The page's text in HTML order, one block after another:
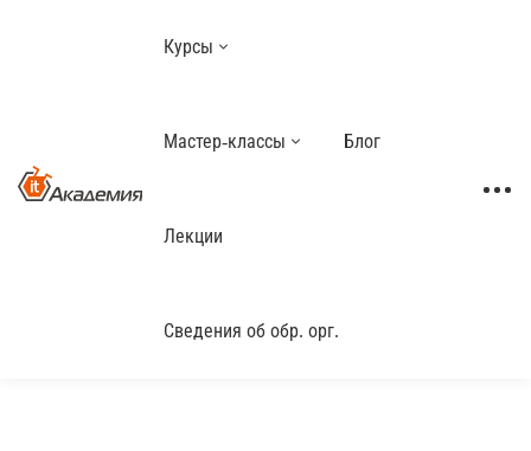
Курсы
Мастер-классы Блог
Лекции
Сведения об обр. орг.